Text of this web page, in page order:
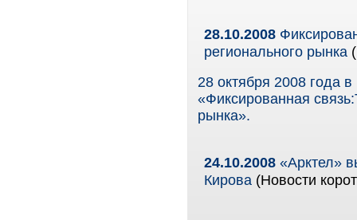
28.10.2008
регионального рынка
28 октября 2008 года
«Фиксированная
рынка».
24.10.2008 «Арктел»
Кирова (Новости